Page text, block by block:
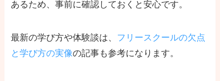
あるため、事前に確認しておくと安心です。
最新の学び方や体験談は、 フリースクールの欠点
と学び方の実像の記事も参考になります。